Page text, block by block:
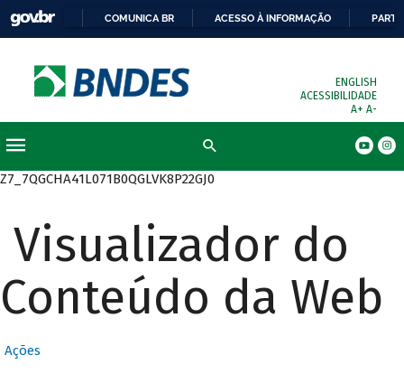
COMUNICA BR ACESSO À INFORMAÇÃO
ENGLISH
ACESSIBILIDADE
A+ A-
Z7_7QGCHA41L071B0QGLVK8P22GJ0
Visualizador do
Conteúdo da Web
Ações